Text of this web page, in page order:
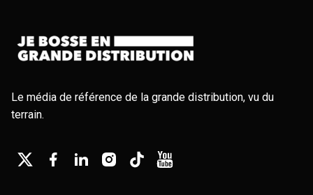
Le média de référence de la grande distribution, vu du
terrain.